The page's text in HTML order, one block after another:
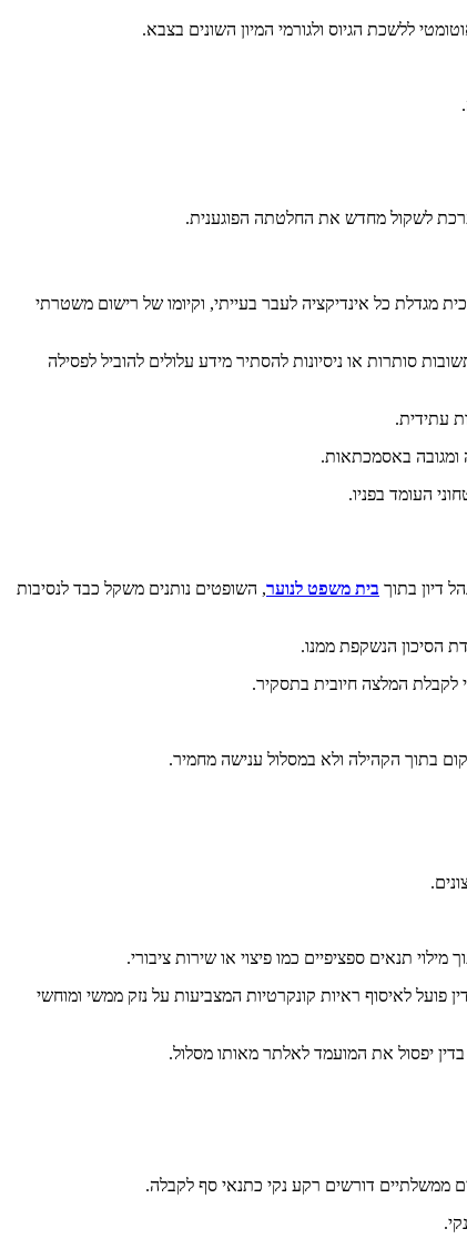
ללשכת הגיוס ולגורמי המיון השונים בצבא.
לשקול מחדש את החלטתה הפוגענית.
מגדלת כל אינדיקציה לעבר בעייתי, וקיומו של רישום משטרתי
סותרות או ניסיונות להסתיר מידע עלולים להוביל לפסילה
עתידית.
העומד בפניו.
דיון בתוך בית משפט לנוער, השופטים נותנים משקל כבד לנסיבות
הסיכון הנשקפת ממנו.
לקבלת המלצה חיובית בתסקיר.
בתוך הקהילה ולא במסלול ענישה מחמיר.
תנאים ספציפיים כמו פיצוי או שירות ציבורי.
לאיסוף ראיות קונקרטיות המצביעות על נזק ממשי ומוחשי
יפסול את המועמד לאלתר מאותו מסלול.
ממשלתיים דורשים רקע נקי כתנאי סף לקבלה.